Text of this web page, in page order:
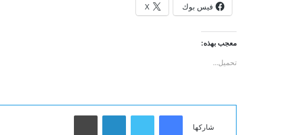
فيس بوك X
معجب بهذه:
تحميل...
شاركها
فيسبوك لينكدإن